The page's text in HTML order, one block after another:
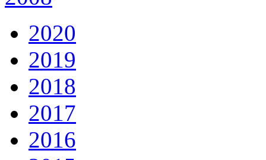
2020
2019
2018
2017
2016